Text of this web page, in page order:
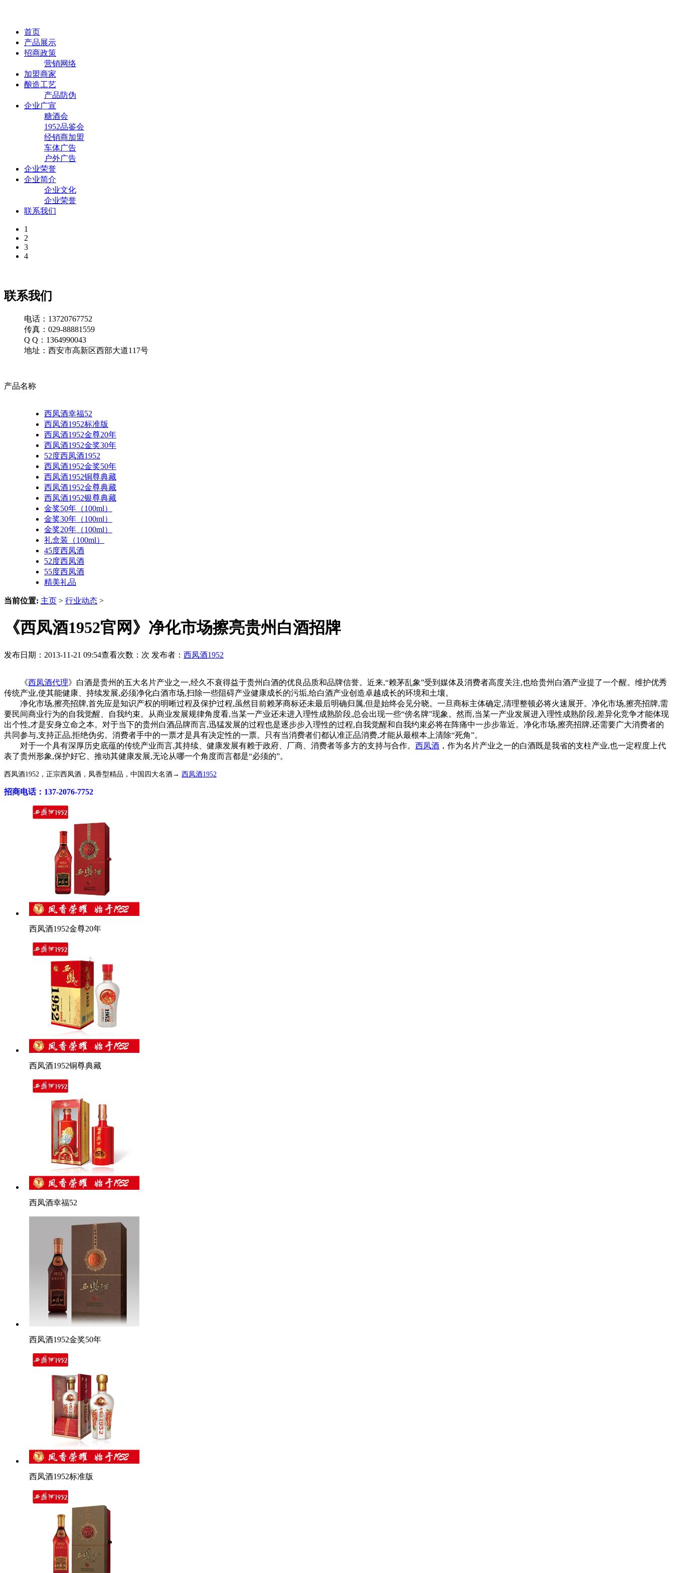
首页
产品展示
招商政策
营销网络
加盟商家
酿造工艺
产品防伪
企业广宣
糖酒会
1952品鉴会
经销商加盟
车体广告
户外广告
企业荣誉
企业简介
企业文化
企业荣誉
联系我们
1
2
3
4
联系我们
电话：13720767752
传真：029-88881559
Q Q：1364990043
地址：西安市高新区西部大道117号
产品名称
西凤酒幸福52
西凤酒1952标准版
西凤酒1952金尊20年
西凤酒1952金奖30年
52度西凤酒1952
西凤酒1952金奖50年
西凤酒1952铜尊典藏
西凤酒1952金尊典藏
西凤酒1952银尊典藏
金奖50年（100ml）
金奖30年（100ml）
金奖20年（100ml）
礼盒装（100ml）
45度西凤酒
52度西凤酒
55度西凤酒
精美礼品
当前位置: 主页 > 行业动态 >
《西凤酒1952官网》净化市场擦亮贵州白酒招牌
发布日期：2013-11-21 09:54查看次数： 次 发布者： 西凤酒1952
《西凤酒代理》白酒是贵州的五大名片产业之一,经久不衰得益于贵州白酒的优良品质和品牌信誉。近来,“赖茅乱象”受到媒体及消费者高度关注,也给贵州白酒产业提了一个醒。维护优秀
传统产业,使其能健康、持续发展,必须净化白酒市场,扫除一些阻碍产业健康成长的污垢,给白酒产业创造卓越成长的环境和土壤。
净化市场,擦亮招牌,首先应是知识产权的明晰过程及保护过程,虽然目前赖茅商标还未最后明确归属,但是始终会见分晓。一旦商标主体确定,清理整顿必将火速展开。净化市场,擦亮招牌,需
要民间商业行为的自我觉醒、自我约束。从商业发展规律角度看,当某一产业还未进入理性成熟阶段,总会出现一些“傍名牌”现象。然而,当某一产业发展进入理性成熟阶段,差异化竞争才能体现
出个性,才是安身立命之本。对于当下的贵州白酒品牌而言,迅猛发展的过程也是逐步步入理性的过程,自我觉醒和自我约束必将在阵痛中一步步靠近。净化市场,擦亮招牌,还需要广大消费者的
共同参与,支持正品,拒绝伪劣。消费者手中的一票才是具有决定性的一票。只有当消费者们都认准正品消费,才能从最根本上清除“死角”。
对于一个具有深厚历史底蕴的传统产业而言,其持续、健康发展有赖于政府、厂商、消费者等多方的支持与合作。 西凤酒 ，作为名片产业之一的白酒既是我省的支柱产业,也一定程度上代
表了贵州形象,保护好它、推动其健康发展,无论从哪一个角度而言都是“必须的”。
西凤酒1952，正宗西凤酒，凤香型精品，中国四大名酒→ 西凤酒1952
招商电话：137-2076-7752
西凤酒1952金尊20年
西凤酒1952铜尊典藏
西凤酒幸福52
西凤酒1952金奖50年
西凤酒1952标准版